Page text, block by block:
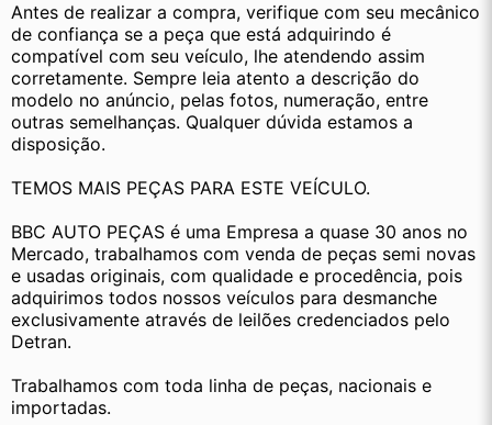
Antes de realizar a compra, verifique com seu mecânico
de confiança se a peça que está adquirindo é
compatível com seu veículo, lhe atendendo assim
corretamente. Sempre leia atento a descrição do
modelo no anúncio, pelas fotos, numeração, entre
outras semelhanças. Qualquer dúvida estamos a
disposição.
TEMOS MAIS PEÇAS PARA ESTE VEÍCULO.
BBC AUTO PEÇAS é uma Empresa a quase 30 anos no
Mercado, trabalhamos com venda de peças semi novas
e usadas originais, com qualidade e procedência, pois
adquirimos todos nossos veículos para desmanche
exclusivamente através de leilões credenciados pelo
Detran.
Trabalhamos com toda linha de peças, nacionais e
importadas.